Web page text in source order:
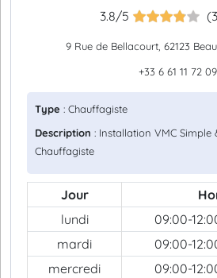
3.8/5
9 Rue de Bellacourt, 62123
+33 6 61 11 72 09
Type : Chauffagiste
Description : Installation VMC Simple
Chauffagiste
Jour
lundi
09:00-
mardi
09:00-
mercredi
09:00-